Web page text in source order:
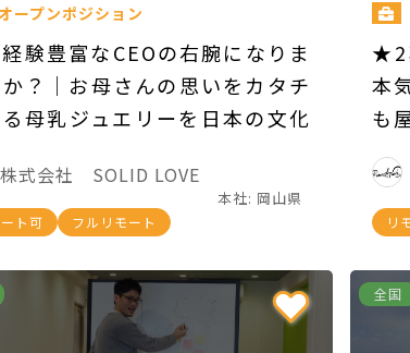
ープンポジション
験豊富なCEOの右腕になりま
？｜お母さんの思いをカタチ
母乳ジュエリーを日本の文化
株式会社 SOLID LOVE
本社: 岡山県
ト可 フルリモート
★2
本
も
タ
リ
全国